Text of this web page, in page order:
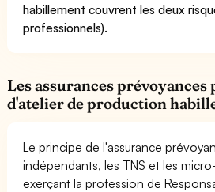
habillement couvrent les deux
professionnels).
Les assurances prévoyances
d'atelier de production
Le principe de l'assurance
indépendants, les TNS et les
exerçant la profession de